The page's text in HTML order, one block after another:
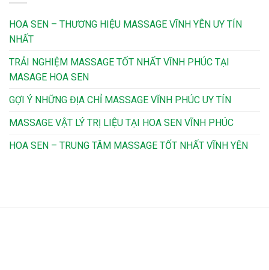
HOA SEN – THƯƠNG HIỆU MASSAGE VĨNH YÊN UY TÍN
NHẤT
TRẢI NGHIỆM MASSAGE TỐT NHẤT VĨNH PHÚC TẠI
MASAGE HOA SEN
GỢI Ý NHỮNG ĐỊA CHỈ MASSAGE VĨNH PHÚC UY TÍN
MASSAGE VẬT LÝ TRỊ LIỆU TẠI HOA SEN VĨNH PHÚC
HOA SEN – TRUNG TÂM MASSAGE TỐT NHẤT VĨNH YÊN